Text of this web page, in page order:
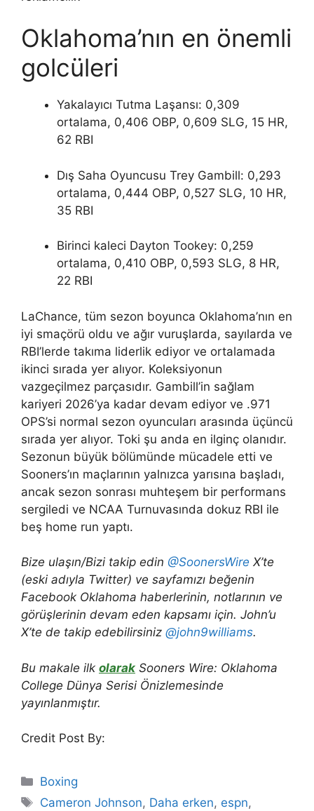
Oklahoma’nın en önemli
golcüleri
Yakalayıcı Tutma Laşansı: 0,309
ortalama, 0,406 OBP, 0,609 SLG, 15 HR,
62 RBI
Dış Saha Oyuncusu Trey Gambill: 0,293
ortalama, 0,444 OBP, 0,527 SLG, 10 HR,
35 RBI
Birinci kaleci Dayton Tookey: 0,259
ortalama, 0,410 OBP, 0,593 SLG, 8 HR,
22 RBI
LaChance, tüm sezon boyunca Oklahoma’nın en
iyi smaçörü oldu ve ağır vuruşlarda, sayılarda ve
RBI’lerde takıma liderlik ediyor ve ortalamada
ikinci sırada yer alıyor. Koleksiyonun
vazgeçilmez parçasıdır. Gambill’in sağlam
kariyeri 2026’ya kadar devam ediyor ve .971
OPS’si normal sezon oyuncuları arasında üçüncü
sırada yer alıyor. Toki şu anda en ilginç olanıdır.
Sezonun büyük bölümünde mücadele etti ve
Sooners’ın maçlarının yalnızca yarısına başladı,
ancak sezon sonrası muhteşem bir performans
sergiledi ve NCAA Turnuvasında dokuz RBI ile
beş home run yaptı.
Bize ulaşın/Bizi takip edin @SoonersWire X’te
(eski adıyla Twitter) ve sayfamızı beğenin
Facebook Oklahoma haberlerinin, notlarının ve
görüşlerinin devam eden kapsamı için. John’u
X’te de takip edebilirsiniz @john9williams.
Bu makale ilk olarak Sooners Wire: Oklahoma
College Dünya Serisi Önizlemesinde
yayınlanmıştır.
Credit Post By:
Categories
Boxing
Tags
Cameron Johnson, Daha erken, espn,